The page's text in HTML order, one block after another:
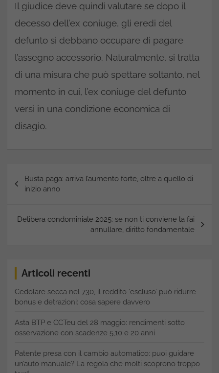
Il giudice deve quindi valutare se dopo il
decesso dell’ex coniuge, gli eredi del
defunto si debbano occupare di pagare
l’assegno accessorio. Naturalmente, si tratta
di una misura che può spettare soltanto, nel
momento in cui, l’ex coniuge del defunto
versi in una condizione economica di
disagio.
Navigazione
articoli
Busta paga: arriva l’aumento forte, oltre a quello di
inizio anno
Delibera condominiale 2025: se non ti conviene la fai
annullare, diritto fondamentale
Articoli recenti
Cedolare secca nel 730, il reddito ‘escluso’ può ridurre
bonus e detrazioni: cosa sapere davvero
Asta BTP e CCTeu del 28 maggio: rendimenti sotto
osservazione con scadenze 5,10 e 20 anni
Patente presa con il cambio automatico: puoi guidare
un’auto manuale? La regola che molti scoprono troppo